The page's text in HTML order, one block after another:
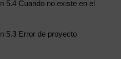
5.4 Cuando no existe en el
5.3 Error de proyecto